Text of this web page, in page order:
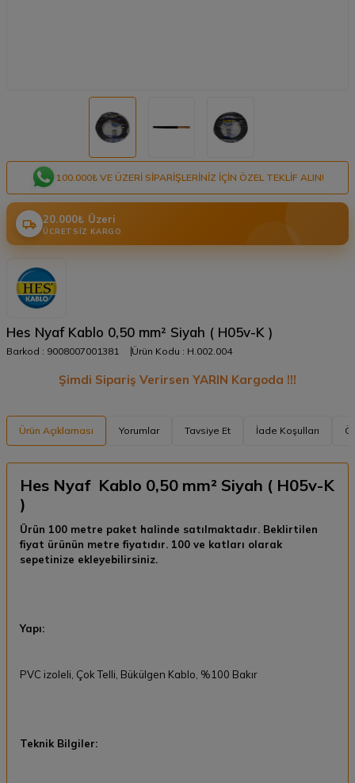
100.000₺ VE ÜZERI SIPARIŞLERINIZ IÇIN ÖZEL TEKLIF ALIN!
20.000₺ Üzeri
ÜCRETSIZ KARGO
Hes Nyaf Kablo 0,50 mm² Siyah ( H05v-K )
Barkod : 9008007001381 Ürün Kodu : H.002.004
Şimdi Sipariş Verirsen YARIN Kargoda !!!
Ürün Açıklaması Yorumlar Tavsiye Et İade Koşulları
Hes Nyaf Kablo 0,50 mm² Siyah ( H05v-K
)
Ürün 100 metre paket halinde satılmaktadır. Beklirtilen
fiyat ürünün metre fiyatıdır. 100 ve katları olarak
sepetinize ekleyebilirsiniz.
Yapı:
PVC izoleli, Çok Telli, Bükülgen Kablo, %100 Bakır
Teknik Bilgiler: